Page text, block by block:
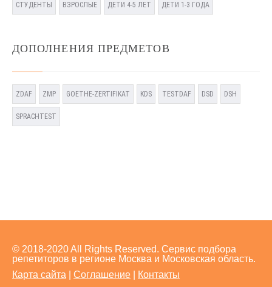
СТУДЕНТЫ ВЗРОСЛЫЕ ДЕТИ 4-5 ЛЕТ ДЕТИ 1-3 ГОДА
ДОПОЛНЕНИЯ ПРЕДМЕТОВ
ZDAF ZMP GOETHE-ZERTIFIKAT KDS TESTDAF DSD DSH
SPRACHTEST
© 2018-2020 All Rights Reserved. Сервис подбора
репетиторов в регионе Москва и Московская область.
Карта сайта
Соглашение Контакты